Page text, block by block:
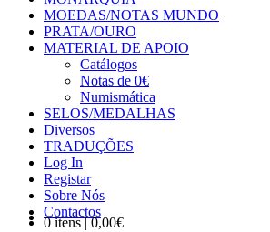
MOEDAS/NOTAS MUNDO
PRATA/OURO
MATERIAL DE APOIO
Catálogos
Notas de 0€
Numismática
SELOS/MEDALHAS
Diversos
TRADUÇÕES
Log In
Registar
Sobre Nós
Contactos
0 itens | 0,00€